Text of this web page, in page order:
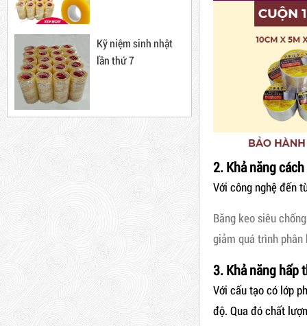
2. Khả năng
Với công nghệ đến
Băng keo siêu
giảm quá trình phân
3. Khả năng hấp
Với cấu tạo có lớp
độ. Qua đó chất
Mã sản phẩm: BKT1.4
Băng Keo
Mã sản phẩm: BKT1.2kg
Hot
10cm, 3*100
5,000 VNĐ 5,200 VNĐ
Máy rút màng co
Máy cắt lõi giấy
Dây rút nhựa trắng và đen
15cm, 4*150
10,000 VNĐ 12,000 VNĐ
Combo 60 cây băng keo
trong 200Y 1.8kg
63,000 VNĐ 65,000 VNĐ
Kỹ niệm sinh nhật
lần thứ 7